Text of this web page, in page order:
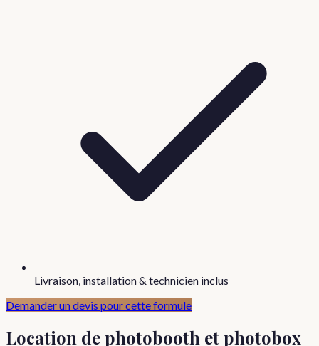
Livraison, installation & technicien inclus
Demander un devis pour cette formule
Location de photobooth et photobox